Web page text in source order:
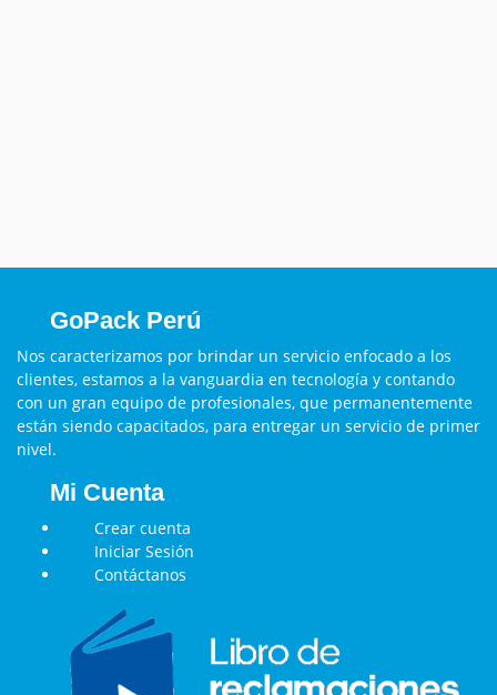
GoPack Perú
Nos caracterizamos por brindar un servicio enfocado a los
clientes, estamos a la vanguardia en tecnología y contando
con un gran equipo de profesionales, que permanentemente
están siendo capacitados, para entregar un servicio de primer
nivel.
Mi Cuenta
Crear cuenta
Iniciar Sesión
Contáctanos